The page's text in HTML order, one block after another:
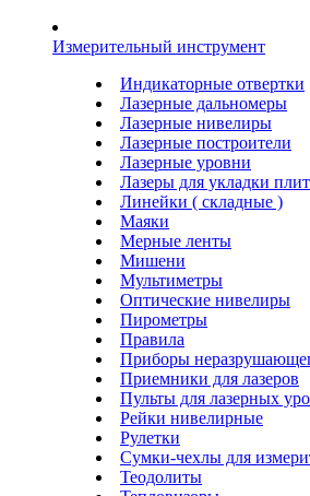
Измерительный инструмент
Индикаторные отвертки
Лазерные дальномеры
Лазерные нивелиры
Лазерные построители
Лазерные уровни
Лазеры для укладки
Линейки ( складные )
Маяки
Мерные ленты
Мишени
Мультиметры
Оптические нивелиры
Пирометры
Правила
Приборы
Приемники для лазеров
Пульты для лазерных
Рейки нивелирные
Рулетки
Сумки-чехлы для
Теодолиты